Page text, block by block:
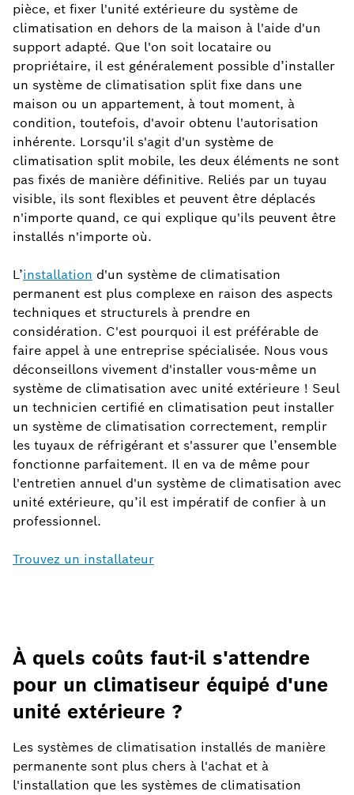
pièce, et fixer l'unité extérieure du système de
climatisation en dehors de la maison à l'aide d'un
support adapté. Que l'on soit locataire ou
propriétaire, il est généralement possible d’installer
un système de climatisation split fixe dans une
maison ou un appartement, à tout moment, à
condition, toutefois, d'avoir obtenu l'autorisation
inhérente. Lorsqu'il s'agit d'un système de
climatisation split mobile, les deux éléments ne sont
pas fixés de manière définitive. Reliés par un tuyau
visible, ils sont flexibles et peuvent être déplacés
n'importe quand, ce qui explique qu'ils peuvent être
installés n'importe où.
L’installation d'un système de climatisation
permanent est plus complexe en raison des aspects
techniques et structurels à prendre en
considération. C'est pourquoi il est préférable de
faire appel à une entreprise spécialisée. Nous vous
déconseillons vivement d'installer vous-même un
système de climatisation avec unité extérieure ! Seul
un technicien certifié en climatisation peut installer
un système de climatisation correctement, remplir
les tuyaux de réfrigérant et s'assurer que l’ensemble
fonctionne parfaitement. Il en va de même pour
l'entretien annuel d'un système de climatisation avec
unité extérieure, qu’il est impératif de confier à un
professionnel.
Trouvez un installateur
À quels coûts faut-il s'attendre
pour un climatiseur équipé d'une
unité extérieure ?
Les systèmes de climatisation installés de manière
permanente sont plus chers à l'achat et à
l'installation que les systèmes de climatisation